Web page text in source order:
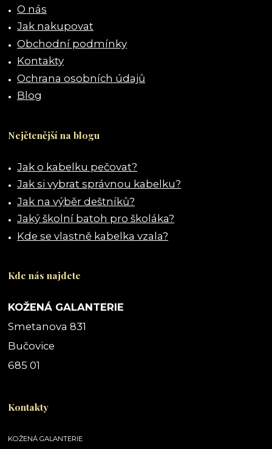
O nás
Jak nakupovat
Obchodní podmínky
Kontakty
Ochrana osobních údajů
Blog
Nejčtenější na blogu
Jak o kabelku pečovat?
Jak si vybrat správnou kabelku?
Jak na výběr deštníků?
Jaký školní batoh pro školáka?
Kde se vlastně kabelka vzala?
Kde nás najdete
KOŽENÁ GALANTERIE
Smetanova 831
Bučovice
685 01
Kontakty
KOŽENÁ GALANTERIE